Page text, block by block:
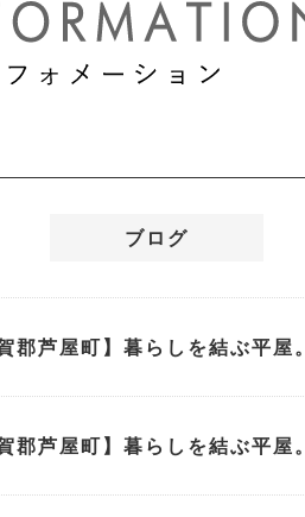
ブログ
郡芦屋町】暮らしを結ぶ平屋。
郡芦屋町】暮らしを結ぶ平屋。